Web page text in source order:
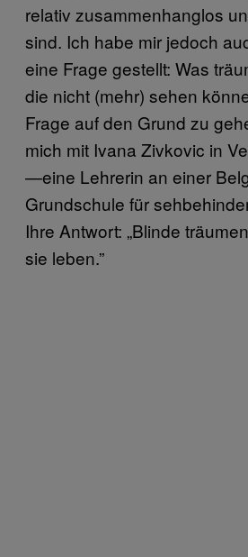
relativ zusammenhanglos
sind. Ich habe mir jedoch
eine Frage gestellt: Was
die nicht (mehr) sehen
Frage auf den Grund zu
mich mit Ivana Zivkovic in
—eine Lehrerin an einer
Grundschule für
Ihre Antwort: „Blinde
sie leben.”